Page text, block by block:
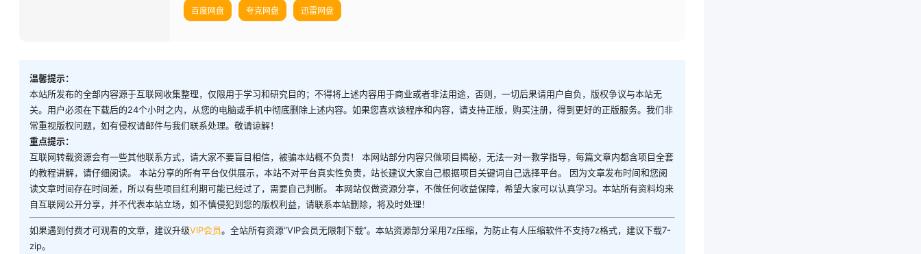
百度网盘 夸克网盘 迅雷网盘
温馨提示：
本站所发布的全部内容源于互联网收集整理，仅限用于学习和研究目的；不得将上述内容用于商业或者非法用途，否则，一切后果请用户自负，版权争议与本站无
关。用户必须在下载后的24个小时之内，从您的电脑或手机中彻底删除上述内容。如果您喜欢该程序和内容，请支持正版，购买注册，得到更好的正版服务。我们非
常重视版权问题，如有侵权请邮件与我们联系处理。敬请谅解！
重点提示：
互联网转载资源会有一些其他联系方式，请大家不要盲目相信，被骗本站概不负责！ 本网站部分内容只做项目揭秘，无法一对一教学指导，每篇文章内都含项目全套
的教程讲解，请仔细阅读。 本站分享的所有平台仅供展示，本站不对平台真实性负责，站长建议大家自己根据项目关键词自己选择平台。 因为文章发布时间和您阅
读文章时间存在时间差，所以有些项目红利期可能已经过了，需要自己判断。 本网站仅做资源分享，不做任何收益保障，希望大家可以认真学习。本站所有资料均来
自互联网公开分享，并不代表本站立场，如不慎侵犯到您的版权利益，请联系本站删除，将及时处理！
如果遇到付费才可观看的文章，建议升级VIP会员。全站所有资源“VIP会员无限制下载”。本站资源部分采用7z压缩，为防止有人压缩软件不支持7z格式，建议下载7-
zip。